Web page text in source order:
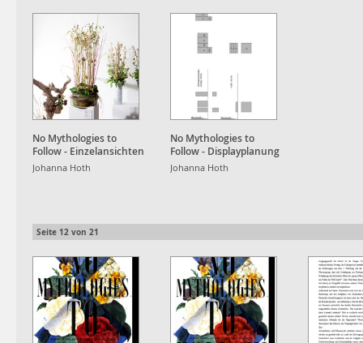
No Mythologies to
Follow - Einzelansichten
Wataru Murakami
Johanna Hoth
No Mythologies to
Follow - Displayplanung
Johanna Hoth
Seite 12 von 21